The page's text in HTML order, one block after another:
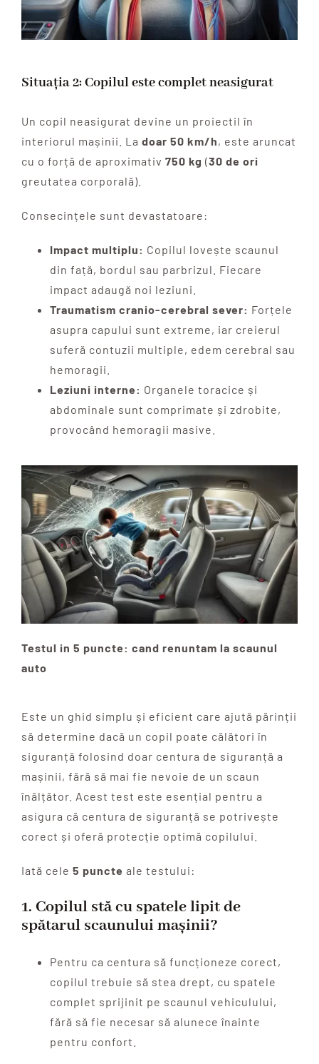
Situația 2: Copilul este complet neasigurat
Un copil neasigurat devine un proiectil în
interiorul mașinii. La doar 50 km/h, este aruncat
cu o forță de aproximativ 750 kg (30 de ori
greutatea corporală).
Consecințele sunt devastatoare:
Impact multiplu: Copilul lovește scaunul
din față, bordul sau parbrizul. Fiecare
impact adaugă noi leziuni.
Traumatism cranio-cerebral sever: Forțele
asupra capului sunt extreme, iar creierul
suferă contuzii multiple, edem cerebral sau
hemoragii.
Leziuni interne: Organele toracice și
abdominale sunt comprimate și zdrobite,
provocând hemoragii masive.
Testul in 5 puncte: cand renuntam la scaunul
auto
Este un ghid simplu și eficient care ajută părinții
să determine dacă un copil poate călători în
siguranță folosind doar centura de siguranță a
mașinii, fără să mai fie nevoie de un scaun
înălțător. Acest test este esențial pentru a
asigura că centura de siguranță se potrivește
corect și oferă protecție optimă copilului.
Iată cele 5 puncte ale testului:
1. Copilul stă cu spatele lipit de
spătarul scaunului mașinii?
Pentru ca centura să funcționeze corect,
copilul trebuie să stea drept, cu spatele
complet sprijinit pe scaunul vehiculului,
fără să fie necesar să alunece înainte
pentru confort.